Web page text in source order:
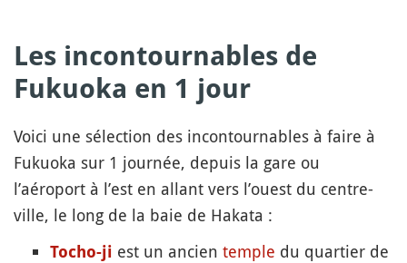
Les incontournables de
Fukuoka en 1 jour
Voici une sélection des incontournables à faire à
Fukuoka sur 1 journée, depuis la gare ou
l’aéroport à l’est en allant vers l’ouest du centre-
ville, le long de la baie de Hakata :
Tocho-ji est un ancien temple du quartier de